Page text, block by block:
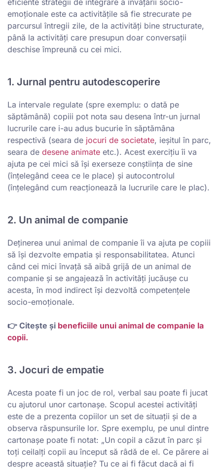
eficiente strategii de integrare a învățării socio-
emoționale este ca activitățile să fie strecurate pe
parcursul întregii zile, de la activități bine structurate,
până la activități care presupun doar conversații
deschise împreună cu cei mici.
1. Jurnal pentru autodescoperire
La intervale regulate (spre exemplu: o dată pe
săptămână) copiii pot nota sau desena într-un jurnal
lucrurile care i-au adus bucurie în săptămâna
respectivă (seara de jocuri de societate, ieșitul în parc,
seara de desene animate etc.). Acest exercițiu îi va
ajuta pe cei mici să își exerseze conștiința de sine
(înțelegând ceea ce le place) și autocontrolul
(înțelegând cum reacționează la lucrurile care le plac).
2. Un animal de companie
Deținerea unui animal de companie îi va ajuta pe copiii
să își dezvolte empatia și responsabilitatea. Atunci
când cei mici învață să aibă grijă de un animal de
companie și se angajează în activități jucăușe cu
acesta, în mod indirect își dezvoltă competențele
socio-emoționale.
👉 Citește și beneficiile unui animal de companie la
copii.
3. Jocuri de empatie
Acesta poate fi un joc de rol, verbal sau poate fi jucat
cu ajutorul unor cartonașe. Scopul acestei activități
este de a prezenta copiilor un set de situații și de a
observa răspunsurile lor. Spre exemplu, pe unul dintre
cartonașe poate fi notat: „Un copil a căzut în parc și
toți ceilalți copii au început să râdă de el. Ce părere ai
despre această situație? Tu ce ai fi făcut dacă ai fi